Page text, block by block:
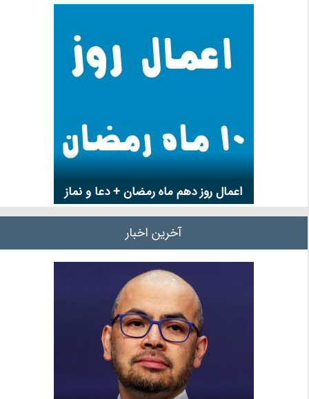
اعمال روز دهم ماه رمضان + دعا و نماز
آخرین اخبار